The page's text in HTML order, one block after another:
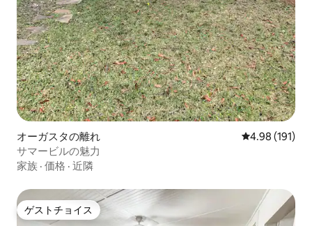
オーガスタの離れ レビュー191
4.98 (191)
サマービルの魅力
家族 · 価格 · 近隣
ゲストチョイス
ゲストチョイス